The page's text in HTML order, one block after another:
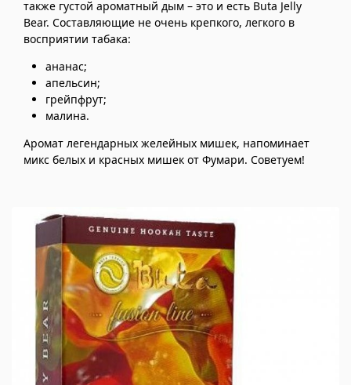
также густой ароматный дым – это и есть Buta Jelly
Bear. Составляющие не очень крепкого, легкого в
восприятии табака:
ананас;
апельсин;
грейпфрут;
малина.
Аромат легендарных желейных мишек, напоминает
микс белых и красных мишек от Фумари. Советуем!